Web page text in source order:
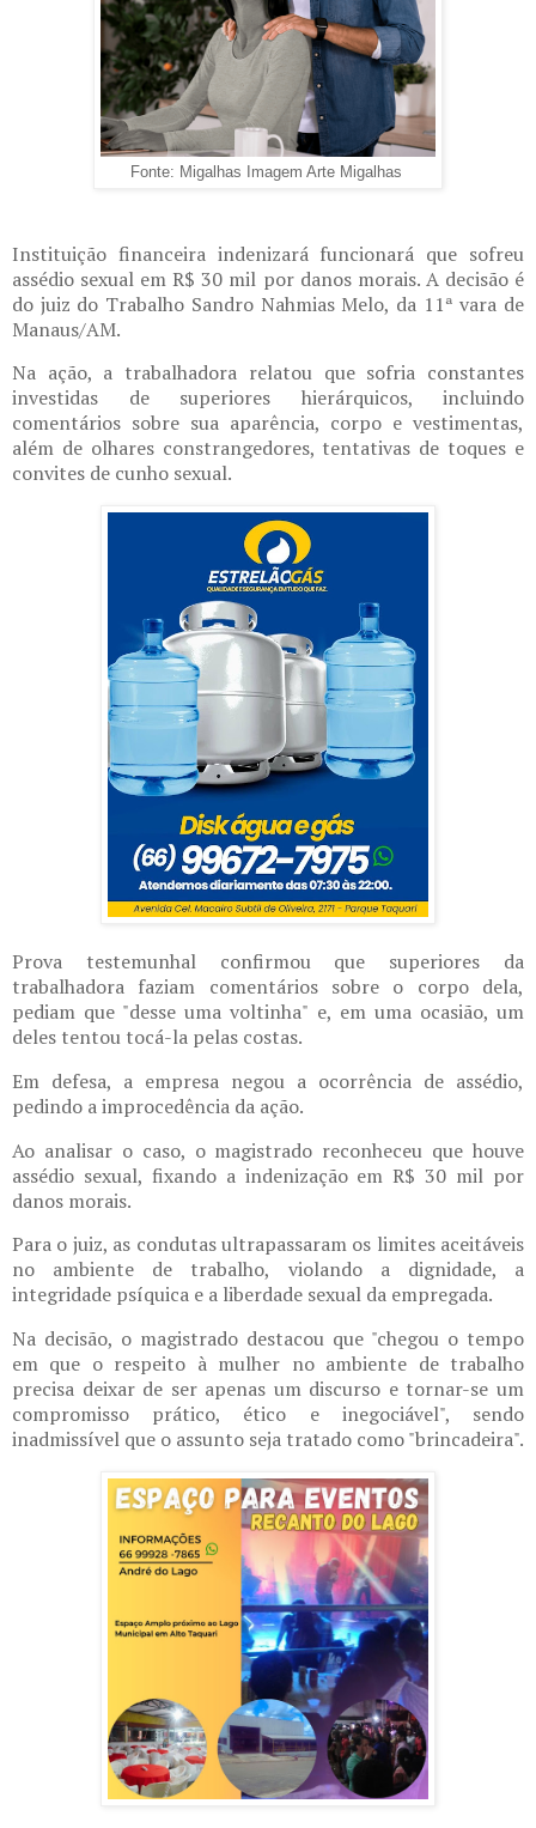
Fonte: Migalhas Imagem Arte Migalhas
Instituição financeira indenizará funcionará que sofreu
assédio sexual em R$ 30 mil por danos morais. A decisão é
do juiz do Trabalho Sandro Nahmias Melo, da 11ª vara de
Manaus/AM.
Na ação, a trabalhadora relatou que sofria constantes
investidas de superiores hierárquicos, incluindo
comentários sobre sua aparência, corpo e vestimentas,
além de olhares constrangedores, tentativas de toques e
convites de cunho sexual.
Prova testemunhal confirmou que superiores da
trabalhadora faziam comentários sobre o corpo dela,
pediam que "desse uma voltinha" e, em uma ocasião, um
deles tentou tocá-la pelas costas.
Em defesa, a empresa negou a ocorrência de assédio,
pedindo a improcedência da ação.
Ao analisar o caso, o magistrado reconheceu que houve
assédio sexual, fixando a indenização em R$ 30 mil por
danos morais.
Para o juiz, as condutas ultrapassaram os limites aceitáveis
no ambiente de trabalho, violando a dignidade, a
integridade psíquica e a liberdade sexual da empregada.
Na decisão, o magistrado destacou que "chegou o tempo
em que o respeito à mulher no ambiente de trabalho
precisa deixar de ser apenas um discurso e tornar-se um
compromisso prático, ético e inegociável", sendo
inadmissível que o assunto seja tratado como "brincadeira".